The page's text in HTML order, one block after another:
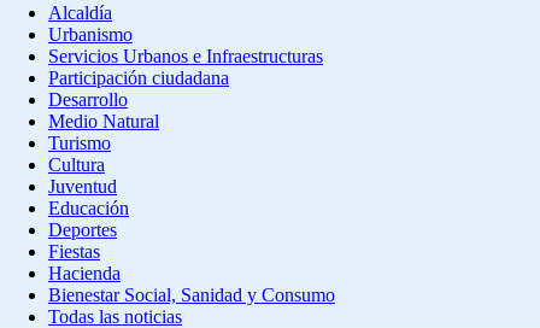
Alcaldía
Urbanismo
Servicios Urbanos e Infraestructuras
Participación ciudadana
Desarrollo
Medio Natural
Turismo
Cultura
Juventud
Educación
Deportes
Fiestas
Hacienda
Bienestar Social, Sanidad y Consumo
Todas las noticias